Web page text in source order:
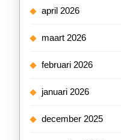
april 2026
maart 2026
februari 2026
januari 2026
december 2025